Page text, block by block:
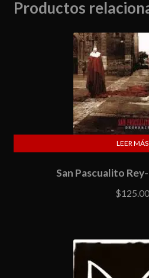
Productos
San Pascualito
$125.00
LEER MÁS